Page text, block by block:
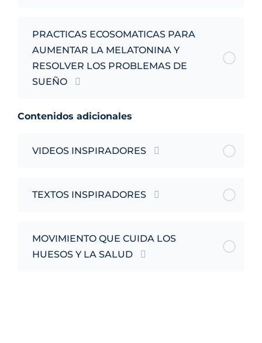
PRACTICAS ECOSOMATICAS PARA
AUMENTAR LA MELATONINA Y
RESOLVER LOS PROBLEMAS DE
SUEÑO
Contenidos adicionales
VIDEOS INSPIRADORES
TEXTOS INSPIRADORES
MOVIMIENTO QUE CUIDA LOS
HUESOS Y LA SALUD